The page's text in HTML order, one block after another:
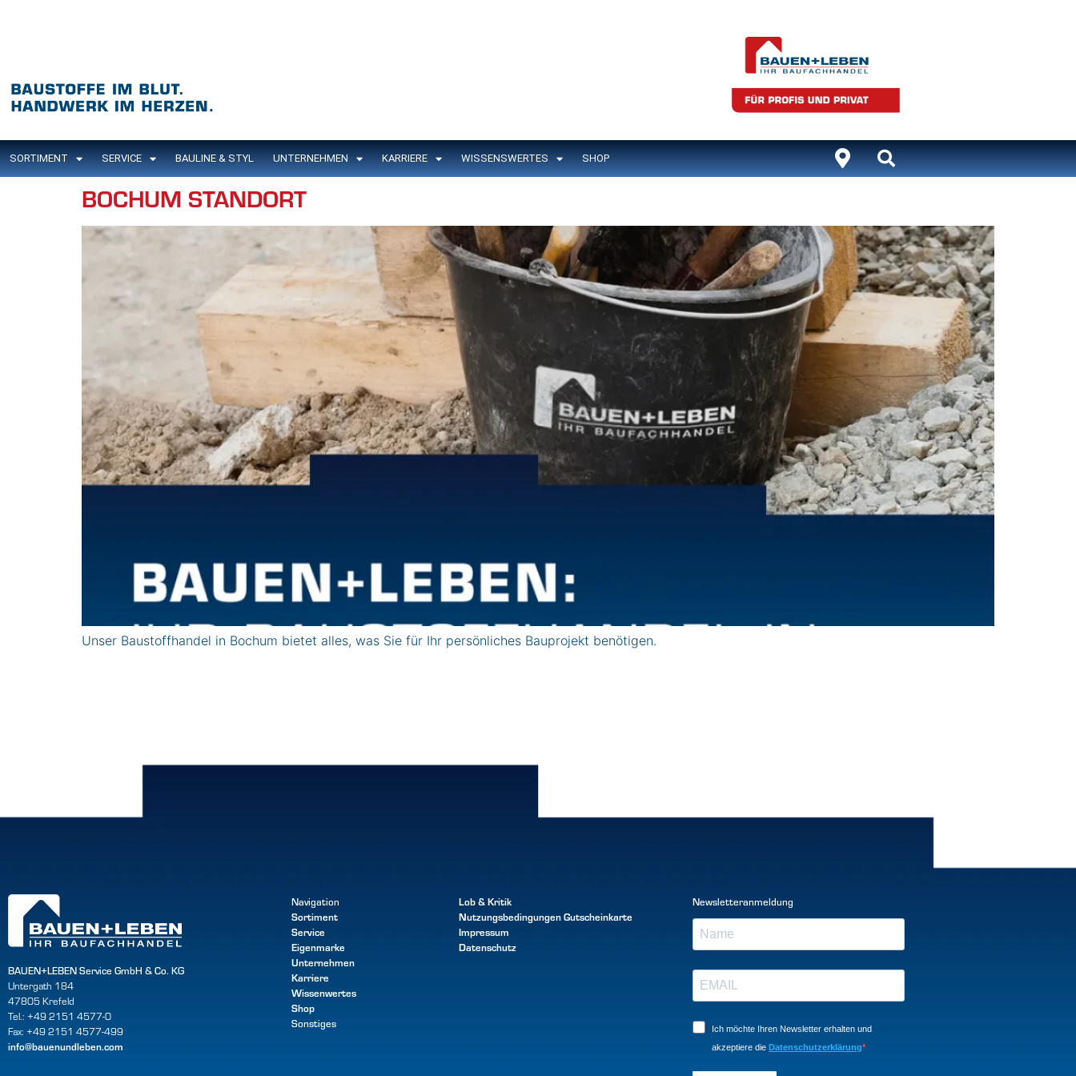
SORTIMENT SERVICE BAULINE & STYL UNTERNEHMEN KARRIERE WISSENSWERTES SHOP
BOCHUM STANDORT
Unser Baustoffhandel in Bochum bietet alles, was Sie für Ihr persönliches Bauprojekt benötigen.
BAUEN+LEBEN Service GmbH & Co. KG
Untergath 184
47805 Krefeld
Tel.: +49 2151 4577-0
Fax: +49 2151 4577-499
info@bauenundleben.com
Navigation
Sortiment
Service
Eigenmarke
Unternehmen
Karriere
Wissenwertes
Shop
Sonstiges
Lob & Kritik
NutzungsbedingungenGutscheinkarte
Impressum
Datenschutz
Newsletteranmeldung
Ich möchte Ihren Newsletter erhalten und
akzeptiere die Datenschutzerklärung